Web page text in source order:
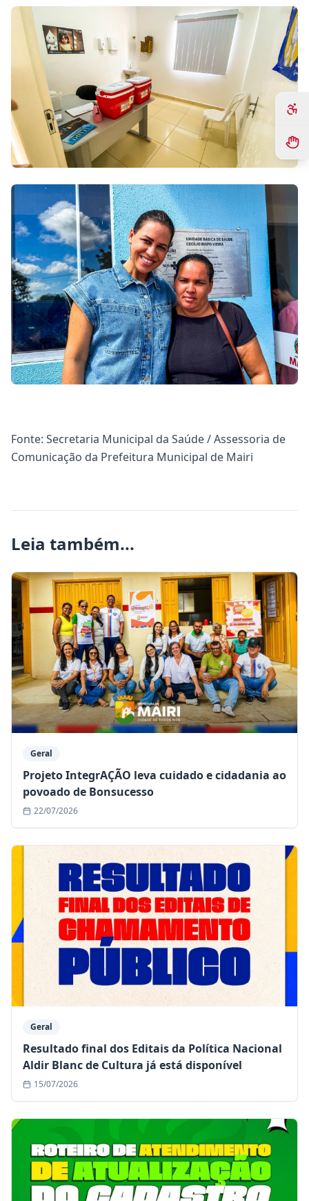
Fonte: Secretaria Municipal da Saúde / Assessoria de
Comunicação da Prefeitura Municipal de Mairi
Leia também...
Geral
Projeto IntegrAÇÃO leva cuidado e cidadania ao
povoado de Bonsucesso
22/07/2026
Geral
Resultado final dos Editais da Política Nacional
Aldir Blanc de Cultura já está disponível
15/07/2026